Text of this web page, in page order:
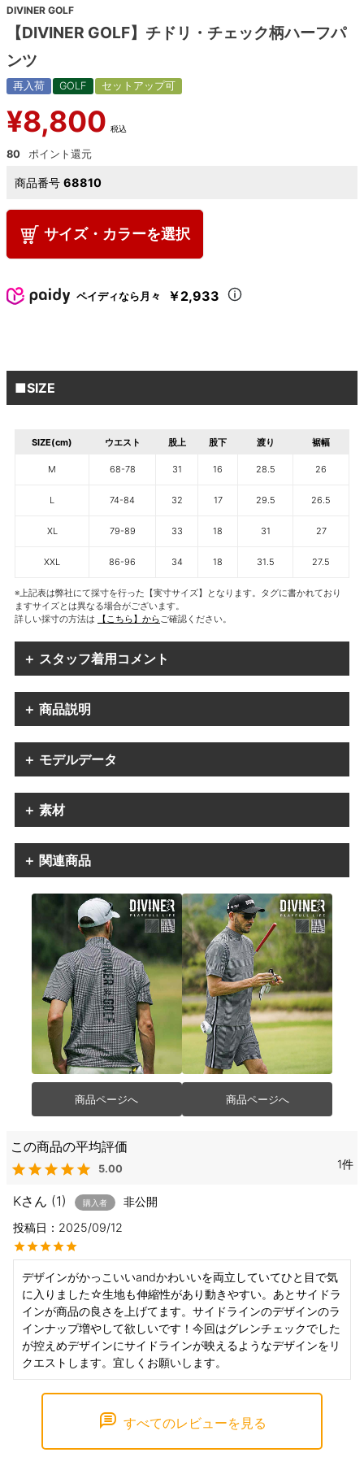
DIVINER GOLF
【DIVINER GOLF】チドリ・チェック柄ハーフパ
ンツ
再入荷 GOLF セットアップ可
¥8,800 税込
80
商品番号 68810
サイズ・カラーを選択
ペイディなら月々 ￥2,933
■SIZE
SIZE(cm) ウエスト 股上 股下 渡り 裾幅
M 68-78 31 16 28.5 26
L 74-84 32 17 29.5 26.5
XL 79-89 33 18 31 27
XXL 86-96 34 18 31.5 27.5
※上記表は弊社にて採寸を行った【実寸サイズ】となります。タグに書かれており
ますサイズとは異なる場合がございます。
詳しい採寸の方法は
【こちら】からご確認ください。
＋ スタッフ着用コメント
＋ 商品説明
＋ モデルデータ
＋ 素材
＋ 関連商品
商品ページへ 商品ページへ
5.00 1
K 1 購入者
非公開
投稿日
2025/09/12
デザインがかっこいいandかわいいを両立していてひと目で気
に入りました☆生地も伸縮性があり動きやすい。あとサイドラ
インが商品の良さを上げてます。サイドラインのデザインのラ
インナップ増やして欲しいです！今回はグレンチェックでした
が控えめデザインにサイドラインが映えるようなデザインをリ
クエストします。宜しくお願いします。
すべてのレビューを見る